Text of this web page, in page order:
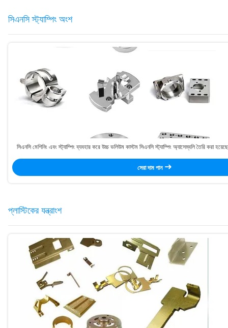
সিএনসি স্ট্যাম্পিং অংশ
সিএনসি মেশিনিং এবং স্ট্যাম্পিং ব্যবহার করে উচ্চ ভলিউম কাস্টম সিএনসি স্ট্যাম্পিং অ্যাসেম্বলি তৈরি করা
সেরা দাম পান
প্লাস্টিকের যন্ত্রাংশ